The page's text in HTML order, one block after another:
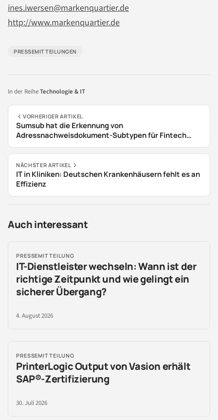
ines.iwersen@markenquartier.de
http://www.markenquartier.de
PRESSEMITTEILUNGEN
In der ReiheTechnologie & IT
VORHERIGER ARTIKEL
Sumsub hat die Erkennung von
Adressnachweisdokument-Subtypen für Fintech
Unternehmen eingeführt
NÄCHSTER ARTIKEL
IT in Kliniken: Deutschen Krankenhäusern fehlt es an
Effizienz
Auch interessant
PRESSEMITTEILUNG
IT-Dienstleister wechseln: Wann ist der
richtige Zeitpunkt und wie gelingt ein
sicherer Übergang?
4. August 2026
PRESSEMITTEILUNG
PrinterLogic Output von Vasion erhält
SAP®-Zertifizierung
30. Juli 2026